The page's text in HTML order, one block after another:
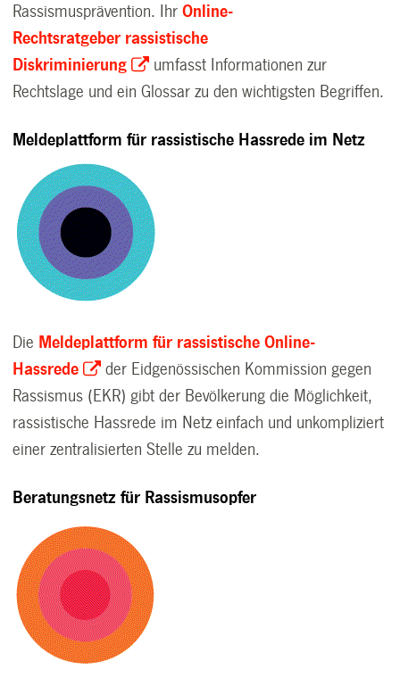
Rassismusprävention. IhrOnline-
Rechtsratgeber rassistische
Diskriminierung
umfasst Informationen zur
Rechtslage und ein Glossar zu den wichtigsten Begriffen.
Meldeplattform für rassistische Hassrede im Netz
Die Meldeplattform für rassistische Online-
Hassrede
der Eidgenössischen Kommission gegen
Rassismus (EKR) gibt der Bevölkerung die Möglichkeit,
rassistische Hassrede im Netz einfach und unkompliziert
einer zentralisierten Stelle zu melden.
Beratungsnetz für Rassismusopfer